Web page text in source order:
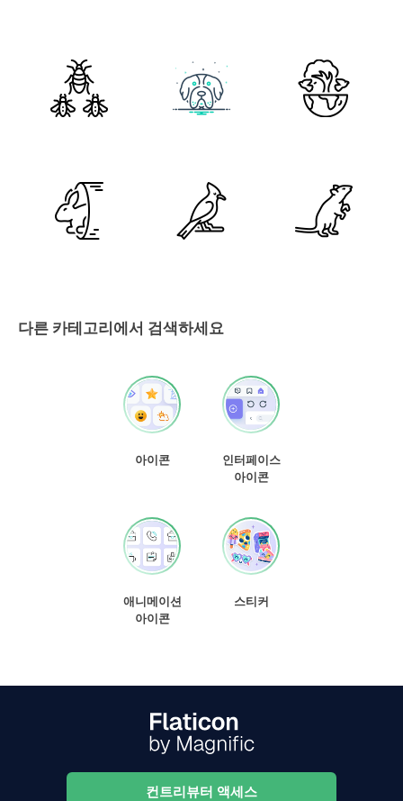
다른 카테고리에서 검색하세요
아이콘
인터페이스
아이콘
애니메이션
아이콘
스티커
컨트리뷰터 액세스